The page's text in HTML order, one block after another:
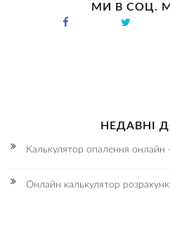
МИ В СОЦ.
НЕДАВНІ
Калькулятор опалення онлайн
Онлайн калькулятор